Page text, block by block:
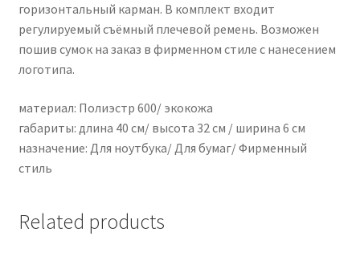
горизонтальный карман. В комплект входит
регулируемый съёмный плечевой ремень. Возможен
пошив сумок на заказ в фирменном стиле с нанесением
логотипа.
материал: Полиэстр 600/ экокожа
габариты: длина 40 см/ высота 32 см / ширина 6 см
назначение: Для ноутбука/ Для бумаг/ Фирменный
стиль
Related products